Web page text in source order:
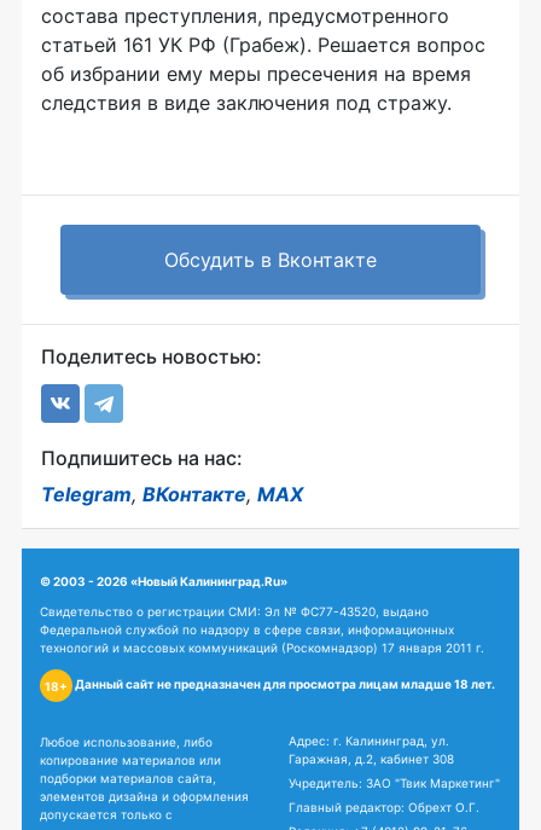
состава преступления, предусмотренного
статьей 161 УК РФ (Грабеж). Решается вопрос
об избрании ему меры пресечения на время
следствия в виде заключения под стражу.
Обсудить в Вконтакте
Поделитесь новостью:
Подпишитесь на нас:
Telegram, ВКонтакте, MAX
© 2003 - 2026 «Новый Калининград.Ru»
Свидетельство о регистрации СМИ: Эл № ФС77-43520, выдано
Федеральной службой по надзору в сфере связи, информационных
технологий и массовых коммуникаций (Роскомнадзор) 17 января 2011 г.
18+ Данный сайт не предназначен для просмотра лицам младше 18 лет.
Любое использование, либо
копирование материалов или
подборки материалов сайта,
элементов дизайна и оформления
допускается только с
Адрес: г. Калининград, ул.
Гаражная, д.2, кабинет 308
Учредитель: ЗАО "Твик Маркетинг"
Главный редактор: Обрехт О.Г.